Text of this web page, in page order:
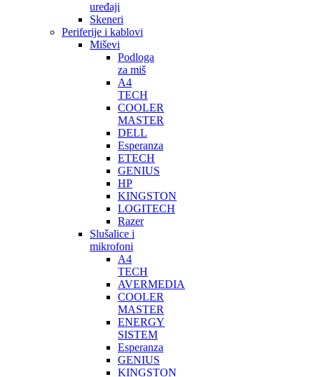
uređaji
Skeneri
Periferije i kablovi
Miševi
Podloga
za miš
A4
TECH
COOLER
MASTER
DELL
Esperanza
ETECH
GENIUS
HP
KINGSTON
LOGITECH
Razer
Slušalice i
mikrofoni
A4
TECH
AVERMEDIA
COOLER
MASTER
ENERGY
SISTEM
Esperanza
GENIUS
KINGSTON